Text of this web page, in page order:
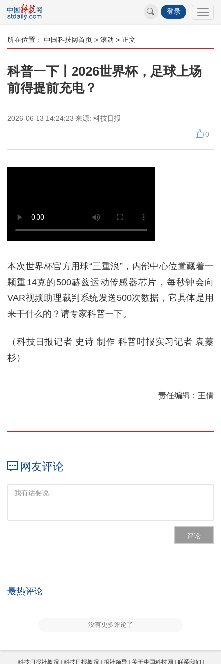
登录
所在位置： 中国科技网首页 > 滚动 > 正文
科普一下丨2026世界杯，足球上场
前得提前充电？
2026-06-13 14:24:23 来源: 科技日报
0
本次世界杯官方用球“三重浪”，内部中心位置藏着一
颗重14克的500赫兹运动传感器芯片，每秒钟会向
VAR视频助理裁判系统发送500次数据，它具体是用
来干什么的？请专家科普一下。
（科技日报记者 史诗 制作 科普时报实习记者 袁蓁
杉）
责任编辑：王倩
网友评论
评论
最热评论
没有更多评论了
科技日报社概况 科技日报概况 报社领导 关于中国科技网 联系我们